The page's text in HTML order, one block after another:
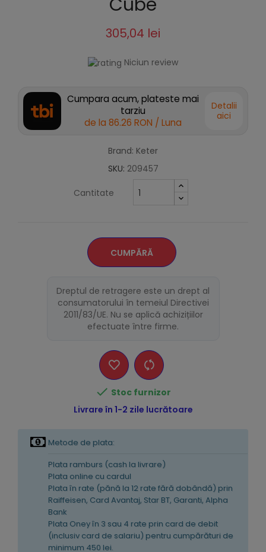
305,04 lei
Niciun review
Cumpara acum, plateste mai
tarziu
de la 86.26 RON / Luna
Detalii
aici
Brand: Keter
SKU: 209457
Cantitate
CUMPĂRĂ
Dreptul de retragere este un drept al
consumatorului în temeiul Directivei
2011/83/UE. Nu se aplică achizițiilor
efectuate între firme.
 Stoc furnizor
Livrare în 1-2 zile lucrătoare
Metode de plata:
Plata ramburs (cash la livrare)
Plata online cu cardul
Plata în rate (pănă la 12 rate fără dobândă) prin
Raiffeisen, Card Avantaj, Star BT, Garanti, Alpha
Bank
Plata Oney în 3 sau 4 rate prin card de debit
(inclusiv card de salariu) pentru cumpărături de
minimum 450 lei.